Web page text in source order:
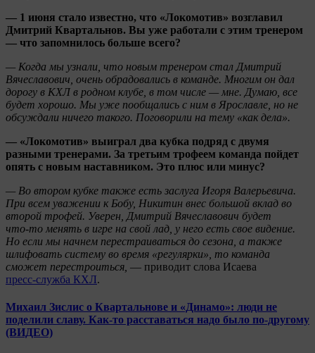
— 1 июня стало известно, что «Локомотив» возглавил
Дмитрий Квартальнов. Вы уже работали с этим тренером
— что запомнилось больше всего?
— Когда мы узнали, что новым тренером стал Дмитрий
Вячеславович, очень обрадовались в команде. Многим он дал
дорогу в КХЛ в родном клубе, в том числе — мне. Думаю, все
будет хорошо. Мы уже пообщались с ним в Ярославле, но не
обсуждали ничего такого. Поговорили на тему «как дела».
— «Локомотив» выиграл два кубка подряд с двумя
разными тренерами. За третьим трофеем команда пойдет
опять с новым наставником. Это плюс или минус?
— Во втором кубке также есть заслуга Игоря Валерьевича.
При всем уважении к Бобу, Никитин внес большой вклад во
второй трофей. Уверен, Дмитрий Вячеславович будет
что‑то менять в игре на свой лад, у него есть свое видение.
Но если мы начнем перестраиваться до сезона, а также
шлифовать систему во время «регулярки», то команда
сможет перестроиться, — приводит слова Исаева
пресс‑служба КХЛ.
Михаил Зислис о Квартальнове и «Динамо»: люди не
поделили славу. Как-то расставаться надо было по-другому
(ВИДЕО)